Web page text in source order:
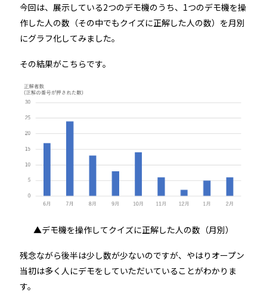
今回は、展示している2つのデモ機のうち、1つのデモ機を操
作した人の数（その中でもクイズに正解した人の数）を月別
にグラフ化してみました。
その結果がこちらです。
▲デモ機を操作してクイズに正解した人の数（月別）
残念ながら後半は少し数が少ないのですが、やはりオープン
当初は多く人にデモをしていただいていることがわかりま
す。